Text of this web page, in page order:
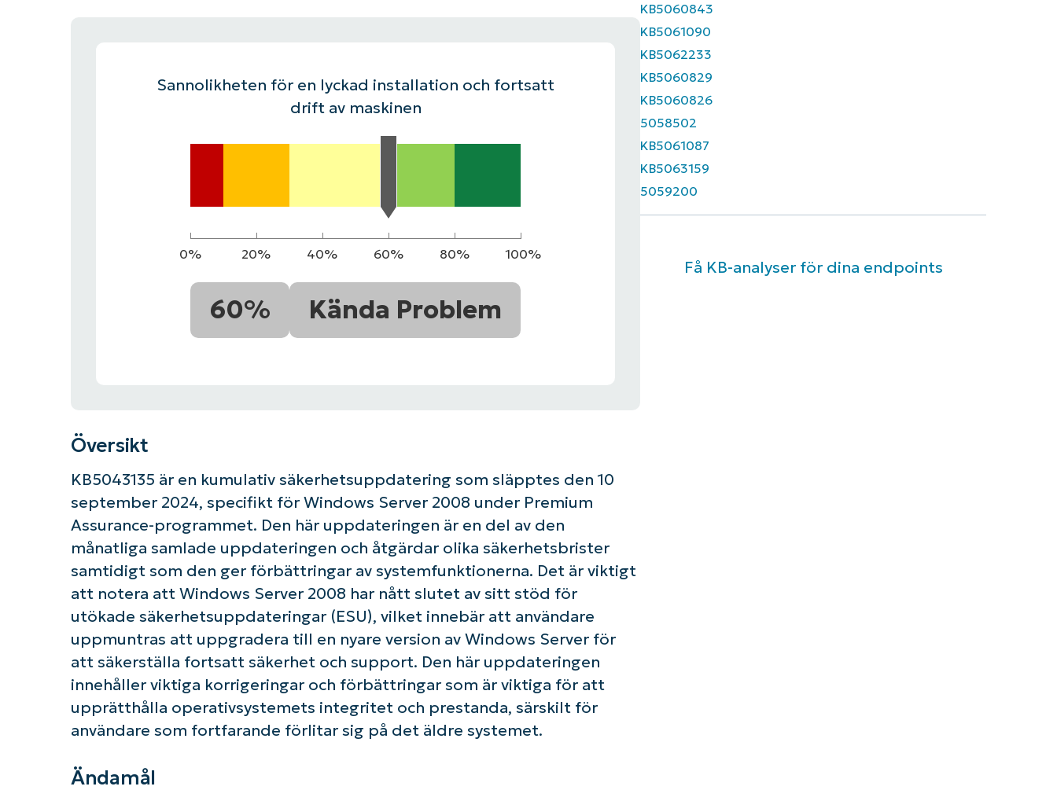
Sannolikheten för en lyckad installation och fortsatt
drift av maskinen
0% 20% 40% 60% 80% 100%
60% Kända Problem
Översikt
KB5043135 är en kumulativ säkerhetsuppdatering som släpptes den 10
september 2024, specifikt för Windows Server 2008 under Premium
Assurance-programmet. Den här uppdateringen är en del av den
månatliga samlade uppdateringen och åtgärdar olika säkerhetsbrister
samtidigt som den ger förbättringar av systemfunktionerna. Det är viktigt
att notera att Windows Server 2008 har nått slutet av sitt stöd för
utökade säkerhetsuppdateringar (ESU), vilket innebär att användare
uppmuntras att uppgradera till en nyare version av Windows Server för
att säkerställa fortsatt säkerhet och support. Den här uppdateringen
innehåller viktiga korrigeringar och förbättringar som är viktiga för att
upprätthålla operativsystemets integritet och prestanda, särskilt för
användare som fortfarande förlitar sig på det äldre systemet.
Ändamål
KB5060843
KB5061090
KB5062233
KB5060829
KB5060826
5058502
KB5061087
KB5063159
5059200
Få KB-analyser för dina endpoints